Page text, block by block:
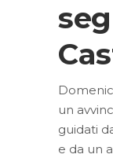
un
guidati
e da un